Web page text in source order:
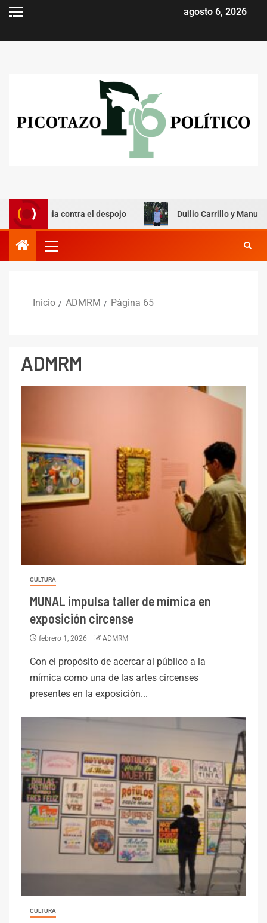
agosto 6, 2026
el despojo Duilio Carrillo y Manuel Padilla ganan
Inicio ADMRM Página 65
ADMRM
CULTURA
MUNAL impulsa taller de mímica en
exposición circense
febrero 1, 2026 ADMRM
Con el propósito de acercar al público a la
mímica como una de las artes circenses
presentes en la exposición...
CULTURA